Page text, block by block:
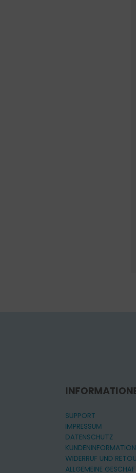
SUPPORT
IMPRESSUM
DATENSCHUTZ
KUNDENINFORMATION
WIDERRUF UND
ALLGEMEINE